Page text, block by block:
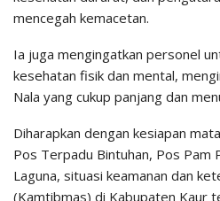
mencegah kemacetan.
Ia juga mengingatkan personel
kesehatan fisik dan mental,
Nala yang cukup panjang dan
Diharapkan dengan kesiapan
Pos Terpadu Bintuhan, Pos Pam
Laguna, situasi keamanan dan
(Kamtibmas) di Kabupaten Kaur